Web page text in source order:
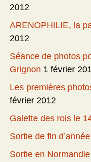
2012
ARENOPHILIE, la
2012
Séance de photos
Grignon 1 février
Les premières
février 2012
Galette des rois le
Sortie de fin
Sortie en